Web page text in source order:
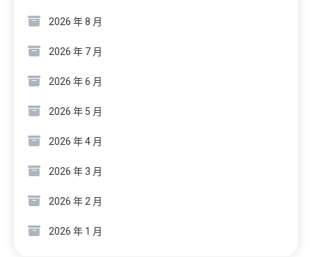
2026 年 8 月
2026 年 7 月
2026 年 6 月
2026 年 5 月
2026 年 4 月
2026 年 3 月
2026 年 2 月
2026 年 1 月